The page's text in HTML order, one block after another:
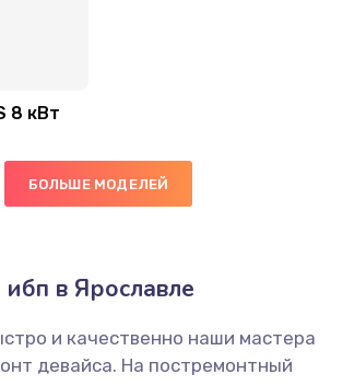
8 кВт
БОЛЬШЕ МОДЕЛЕЙ
в Ярославле
и качественно наши мастера
девайса. На постремонтный